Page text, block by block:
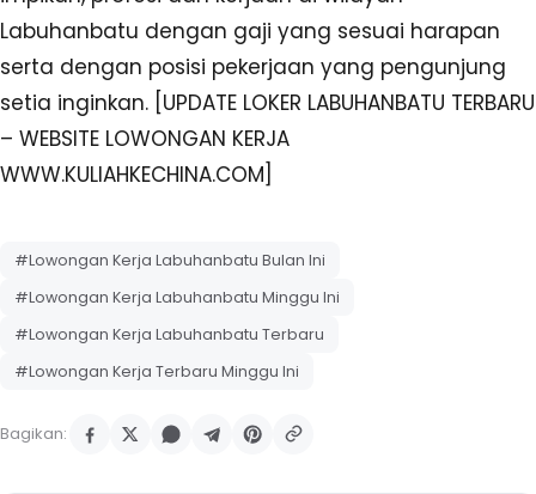
Labuhanbatu dengan gaji yang sesuai harapan
serta dengan posisi pekerjaan yang pengunjung
setia inginkan. [UPDATE LOKER LABUHANBATU TERBARU
– WEBSITE LOWONGAN KERJA
WWW.KULIAHKECHINA.COM]
#Lowongan Kerja Labuhanbatu Bulan Ini
#Lowongan Kerja Labuhanbatu Minggu Ini
#Lowongan Kerja Labuhanbatu Terbaru
#Lowongan Kerja Terbaru Minggu Ini
Bagikan: